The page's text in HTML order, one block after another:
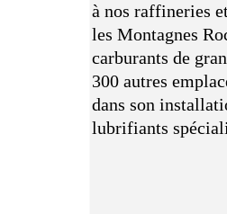
à nos raffineries
les Montagnes
carburants de
300 autres
dans son
lubrifiants